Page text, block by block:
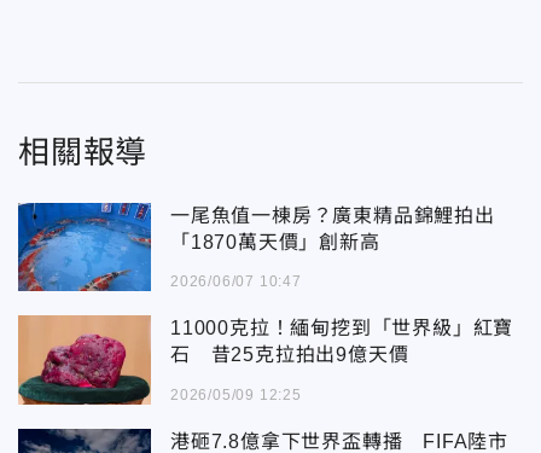
相關報導
一尾魚值一棟房？廣東精品錦鯉拍出
「1870萬天價」創新高
2026/06/07 10:47
11000克拉！緬甸挖到「世界級」紅寶
石 昔25克拉拍出9億天價
2026/05/09 12:25
港砸7.8億拿下世界盃轉播 FIFA陸市